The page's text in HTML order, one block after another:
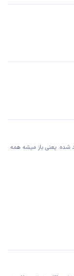
شده. یعنی باز میشه همه